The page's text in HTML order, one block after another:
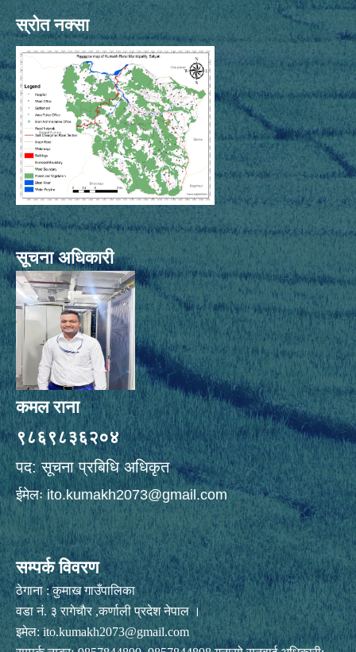
स्रोत नक्सा
सूचना अधिकारी
कमल राना
९८६९८३६२०४
पद: सूचना प्रबिधि अधिकृत
ईमेलःito.kumakh2073@gmail.com
सम्पर्क विवरण
ठेगाना : कुमाख गाउँपालिका
वडा नं. ३ रागेचाैर ,कर्णाली प्रदेश नेपाल ।
इमेल:ito.kumakh2073@gmail.com